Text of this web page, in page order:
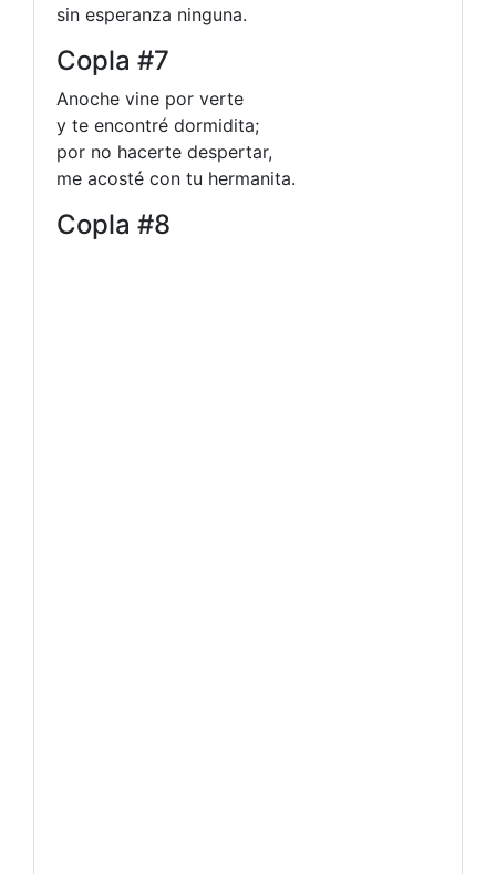
sin esperanza ninguna.
Copla #7
Anoche vine por verte
y te encontré dormidita;
por no hacerte despertar,
me acosté con tu hermanita.
Copla #8